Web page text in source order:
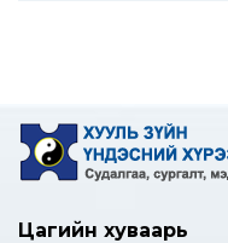
Цагийн хуваарь